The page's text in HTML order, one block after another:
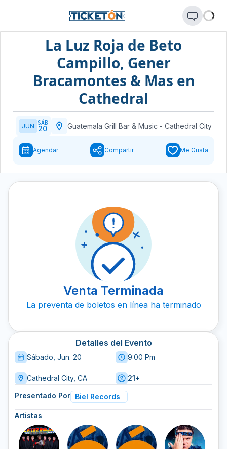
La Luz Roja de Beto
Campillo, Gener
Bracamontes & Mas en
Cathedral
JUN SÁB
20 Guatemala Grill Bar & Music - Cathedral City
Agendar Compartir Me Gusta
Venta Terminada
La preventa de boletos en línea ha terminado
Detalles del Evento
Sábado, Jun. 20 9:00 Pm
Cathedral City, CA 21+
Presentado Por Biel Records
Artistas